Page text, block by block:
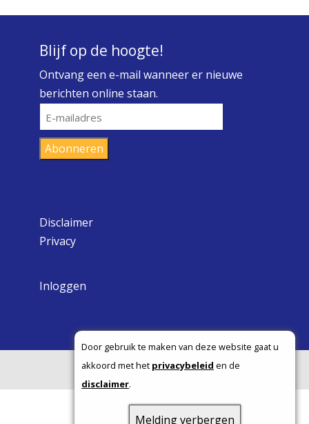
Door gebruik te maken van deze website gaat u
akkoord met het privacybeleid en de
disclaimer.
Melding verbergen
Blijf op de hoogte!
Ontvang een e-mail wanneer er nieuwe
berichten online staan.
E-
mailadres
Abonneren
Disclaimer
Privacy
Inloggen
Copyright ©